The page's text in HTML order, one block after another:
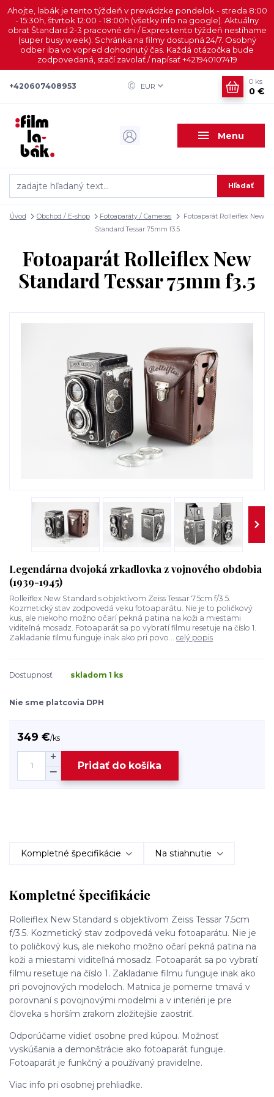
Ahojte, labák je tento týždeň v prevádzke pondelok - streda 8:00
- 15:30h, štvrtok 12:00 - 18:00h (všetky info na google). Aktuálny
obrat Štandard 2-3 pracovné dni / Expres tento týždeň nestíhame
(super busy week). Schránka na filmy dostupná 24/7. Osobný
odber iba vo vopred dohodnutý čas. Každá otázočka bude
zodpovedaná, stačí zavolať / napísať +421940107419
Menu
EUR
Hľadať
+420607408953
0 ks
0 €
Úvod Obchod / E-shop Fotoaparáty / Cameras
Fotoaparát Rolleiflex New
Standard Tessar 75mm f3.5
Fotoaparát Rolleiflex New
Standard Tessar 75mm f3.5
Legendárna dvojoká zrkadlovka z vojnového obdobia
(1939-1945)
Rolleiflex New Standard s objektívom Zeiss Tessar 7.5cm f/3.5.
Kozmetický stav zodpovedá veku fotoaparátu. Nie je to poličkový
kus, ale niekoho možno očarí pekná patina na koži a miestami
viditeľná mosadz. Fotoaparát sa po vybratí filmu resetuje na číslo 1.
Zakladanie filmu funguje inak ako pri povo... celý popis
Dostupnosť skladom 1 ks
Nie sme platcovia DPH
349 €/ks
Pridať do košíka
Kompletné špecifikácie Na stiahnutie
Kompletné špecifikácie
Rolleiflex New Standard s objektívom Zeiss Tessar 7.5cm
f/3.5. Kozmetický stav zodpovedá veku fotoaparátu. Nie je
to poličkový kus, ale niekoho možno očarí pekná patina na
koži a miestami viditeľná mosadz. Fotoaparát sa po vybratí
filmu resetuje na číslo 1. Zakladanie filmu funguje inak ako
pri povojnových modeloch. Matnica je pomerne tmavá v
porovnaní s povojnovými modelmi a v interiéri je pre
človeka s horším zrakom zložitejšie zaostriť.
Odporúčame vidieť osobne pred kúpou. Možnosť
vyskúšania a demonštrácie ako fotoaparát funguje.
Fotoaparát je funkčný a používaný pravidelne.
Viac info pri osobnej prehliadke.